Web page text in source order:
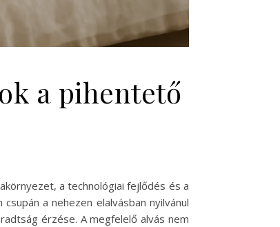
a pihentető
a technológiai fejlődés és a
a nehezen elalvásban nyilvánul
érzése. A megfelelő alvás nem